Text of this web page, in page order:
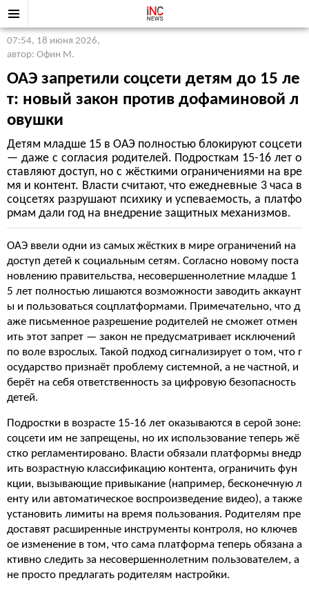
07:54, 18 июня 2026,
автор: Офин М.
ОАЭ запретили соцсети детям до 15 ле
т: новый закон против дофаминовой л
овушки
Детям младше 15 в ОАЭ полностью блокируют соцсети
— даже с согласия родителей. Подросткам 15-16 лет о
ставляют доступ, но с жёсткими ограничениями на вре
мя и контент. Власти считают, что ежедневные 3 часа в
соцсетях разрушают психику и успеваемость, а платфо
рмам дали год на внедрение защитных механизмов.
ОАЭ ввели одни из самых жёстких в мире ограничений на
доступ детей к социальным сетям. Согласно новому поста
новлению правительства, несовершеннолетние младше 1
5 лет полностью лишаются возможности заводить аккаунт
ы и пользоваться соцплатформами. Примечательно, что д
аже письменное разрешение родителей не сможет отмен
ить этот запрет — закон не предусматривает исключений
по воле взрослых. Такой подход сигнализирует о том, что г
осударство признаёт проблему системной, а не частной, и
берёт на себя ответственность за цифровую безопасность
детей.
Подростки в возрасте 15-16 лет оказываются в серой зоне:
соцсети им не запрещены, но их использование теперь жё
стко регламентировано. Власти обязали платформы внедр
ить возрастную классификацию контента, ограничить фун
кции, вызывающие привыкание (например, бесконечную л
енту или автоматическое воспроизведение видео), а также
установить лимиты на время пользования. Родителям пре
доставят расширенные инструменты контроля, но ключев
ое изменение в том, что сама платформа теперь обязана а
ктивно следить за несовершеннолетним пользователем, а
не просто предлагать родителям настройки.